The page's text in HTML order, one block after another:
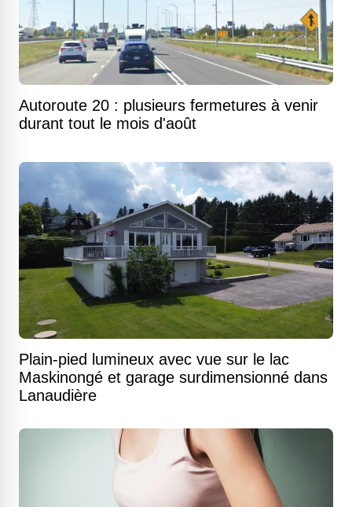
Autoroute 20 : plusieurs fermetures à venir
durant tout le mois d'août
Plain-pied lumineux avec vue sur le lac
Maskinongé et garage surdimensionné dans
Lanaudière